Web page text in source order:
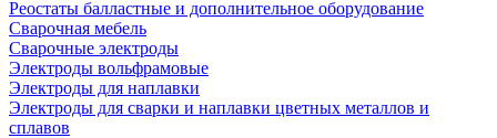
Реостаты балластные и дополнительное оборудование
Сварочная мебель
Cварочные электроды
Электроды вольфрамовые
Электроды для наплавки
Электроды для сварки и наплавки цветных металлов и
сплавов